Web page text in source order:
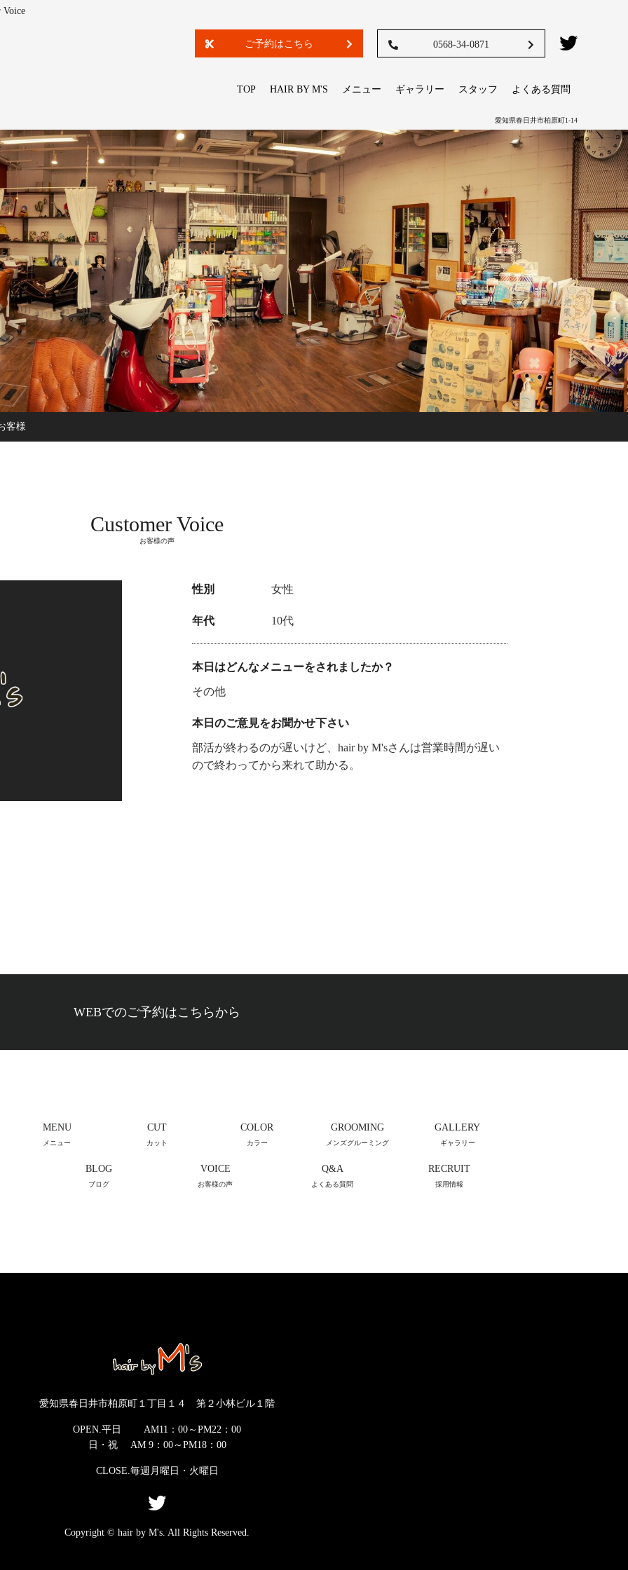
ご予約はこちら 0568-34-0871
TOP HAIR BY M'S メニュー ギャラリー スタッフ よくある質問
愛知県春日井市柏原町1-14
客様
Customer Voice
お客様の声
性別 女性
年代 10代
本日はどんなメニューをされましたか？
その他
本日のご意見をお聞かせ下さい
部活が終わるのが遅いけど、hair by M'sさんは営業時間が遅い
ので終わってから来れて助かる。
WEBでのご予約はこちらから
MENU
メニュー
CUT
カット
COLOR
カラー
GROOMING
メンズグルーミング
GALLERY
ギャラリー
BLOG
ブログ
VOICE
お客様の声
Q&A
よくある質問
RECRUIT
採用情報
愛知県春日井市柏原町１丁目１４ 第２小林ビル１階
OPEN.平日 AM11：00～PM22：00
日・祝 AM 9：00～PM18：00
CLOSE.毎週月曜日・火曜日
Copyright © hair by M's. All Rights Reserved.